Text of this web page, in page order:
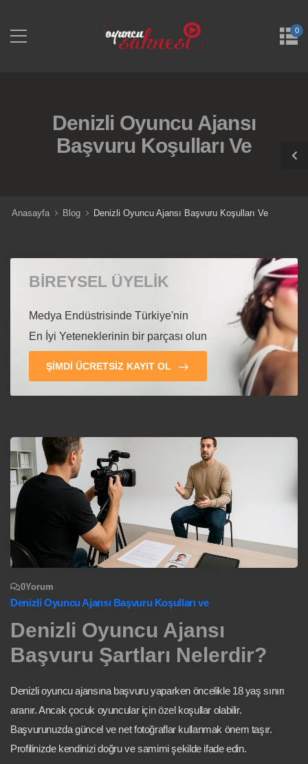
0
Denizli Oyuncu Ajansı
Başvuru Koşulları Ve
Anasayfa Blog Denizli Oyuncu Ajansı Başvuru Koşulları Ve
BIREYSEL ÜYELIK
Medya Endüstrisinde Türkiye'nin
En İyi Yeteneklerinin bir parçası olun
ŞIMDI ÜCRETSIZ KAYIT OL
0Yorum
Denizli Oyuncu Ajansı Başvuru Koşulları ve
Denizli Oyuncu Ajansı
Başvuru Şartları Nelerdir?
Denizli oyuncu ajansına başvuru yaparken öncelikle 18 yaş sınırı
aranır. Ancak çocuk oyuncular için özel koşullar olabilir.
Başvurunuzda güncel ve net fotoğraflar kullanmak önem taşır.
Profilinizde kendinizi doğru ve samimi şekilde ifade edin.